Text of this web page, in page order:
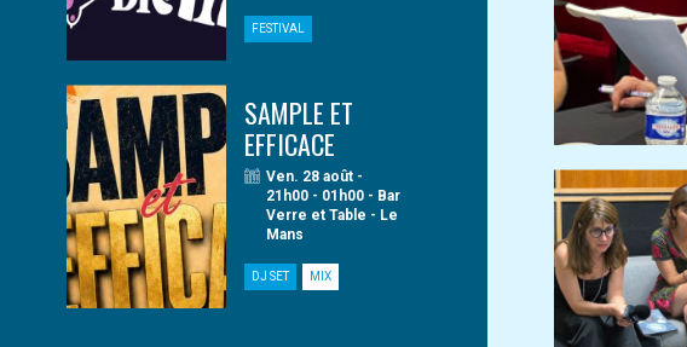
FESTIVAL
SAMPLE ET
EFFICACE
Ven. 28 août -
21h00 - 01h00 - Bar
Verre et Table - Le
Mans
DJ SET MIX